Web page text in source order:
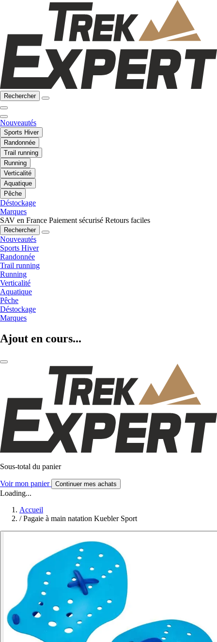
Rechercher
Nouveautés
Sports Hiver
Randonnée
Trail running
Running
Verticalité
Aquatique
Pêche
Déstockage
Marques
SAV en France Paiement sécurisé Retours faciles
Rechercher
Nouveautés
Sports Hiver
Randonnée
Trail running
Running
Verticalité
Aquatique
Pêche
Déstockage
Marques
Ajout en cours...
Sous-total du panier
Voir mon panier Continuer mes achats
Loading...
Accueil
/ Pagaie à main natation Kuebler Sport